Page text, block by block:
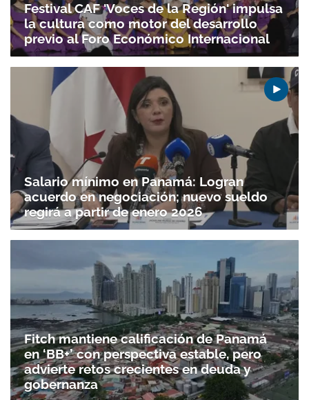
Festival CAF 'Voces de la Región' impulsa
la cultura como motor del desarrollo
previo al Foro Económico Internacional
Salario mínimo en Panamá: Logran
acuerdo en negociación; nuevo sueldo
regirá a partir de enero 2026
Fitch mantiene calificación de Panamá
en ‘BB+’ con perspectiva estable, pero
advierte retos crecientes en deuda y
gobernanza